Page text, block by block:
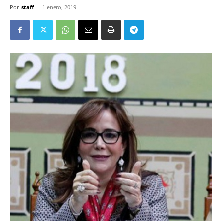
Por staff - 1 enero, 2019